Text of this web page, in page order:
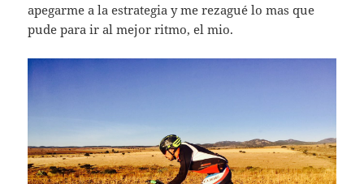
apegarme a la estrategia y me rezagué lo mas que
pude para ir al mejor ritmo, el mio.